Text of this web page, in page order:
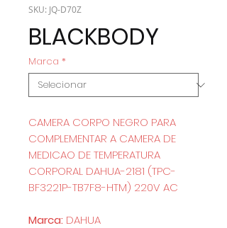
SKU: JQ-D70Z
BLACKBODY
Marca *
CAMERA CORPO NEGRO PARA
COMPLEMENTAR A CAMERA DE
MEDICAO DE TEMPERATURA
CORPORAL DAHUA-2181 (TPC-
BF3221P-TB7F8-HTM) 220V AC
Marca: DAHUA